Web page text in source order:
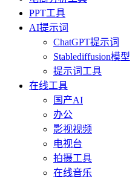
PPT工具
AI提示词
ChatGPT提示词
Stablediffusion模型
提示词工具
在线工具
国产AI
办公
影视视频
电视台
拍摄工具
在线音乐